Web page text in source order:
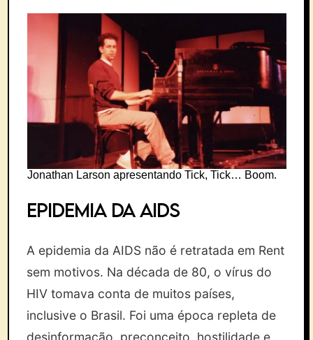
Jonathan Larson apresentando Tick, Tick… Boom.
Epidemia da Aids
A epidemia da AIDS não é retratada em Rent
sem motivos. Na década de 80, o vírus do
HIV tomava conta de muitos países,
inclusive o Brasil. Foi uma época repleta de
desinformação, preconceito, hostilidade e